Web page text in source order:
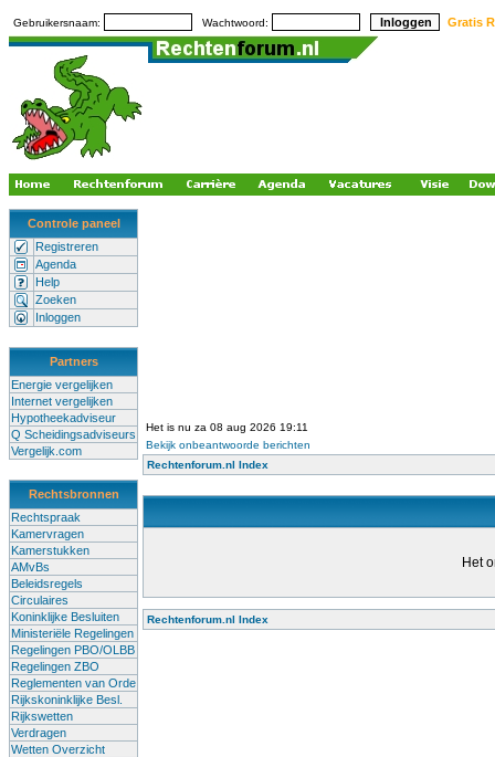
Gebruikersnaam: Wachtwoord: Gratis
Controle paneel
Registreren
Agenda
Help
Zoeken
Inloggen
Partners
Energie vergelijken
Internet vergelijken
Hypotheekadviseur
Q Scheidingsadviseurs
Vergelijk.com
Rechtsbronnen
Rechtspraak
Kamervragen
Kamerstukken
AMvBs
Beleidsregels
Circulaires
Koninklijke Besluiten
Ministeriële Regelingen
Regelingen PBO/OLBB
Regelingen ZBO
Reglementen van Orde
Rijkskoninklijke Besl.
Rijkswetten
Verdragen
Wetten Overzicht
Het is nu za 08 aug 2026 19:11
Bekijk onbeantwoorde berichten
Rechtenforum.nl Index
Het
Rechtenforum.nl Index